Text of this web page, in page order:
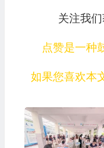
关注我们
点赞是一种
如果您喜欢本